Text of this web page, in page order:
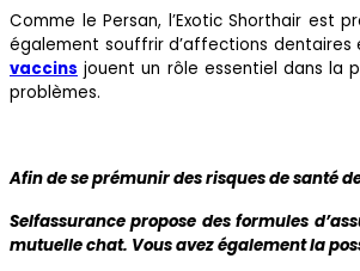
Comme le Persan, l’Exotic Shorthair est
également souffrir d’affections dentaires
vaccins jouent un rôle essentiel dans la
problèmes.
Afin de se prémunir des risques de santé
Selfassurance propose des formules
mutuelle chat. Vous avez également la